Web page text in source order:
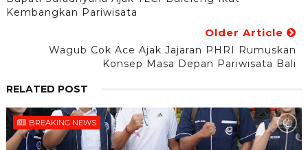
Kembangkan Pariwisata
Older Article
Wagub Cok Ace Ajak Jajaran PHRI Rumuskan
Konsep Masa Depan Pariwisata Bali
RELATED POST
BREAKING NEWS